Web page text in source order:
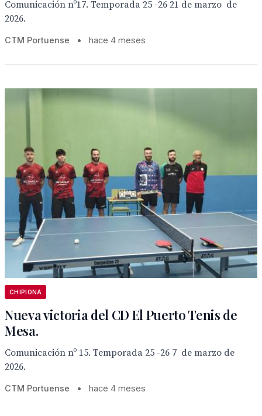
Comunicación nº17. Temporada 25 -26 21 de marzo de
2026.
CTM Portuense • hace 4 meses
CHIPIONA
Nueva victoria del CD El Puerto Tenis de
Mesa.
Comunicación nº 15. Temporada 25 -26 7 de marzo de
2026.
CTM Portuense • hace 4 meses